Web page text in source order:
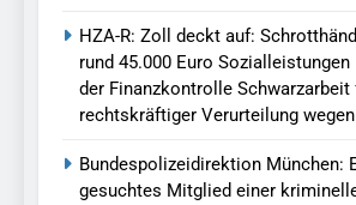
HZA-R: Zoll deckt auf:
rund 45.000 Euro
der Finanzkontrolle Schwarzarbeit
rechtskräftiger Verurteilung
Bundespolizeidirektion München:
gesuchtes Mitglied einer